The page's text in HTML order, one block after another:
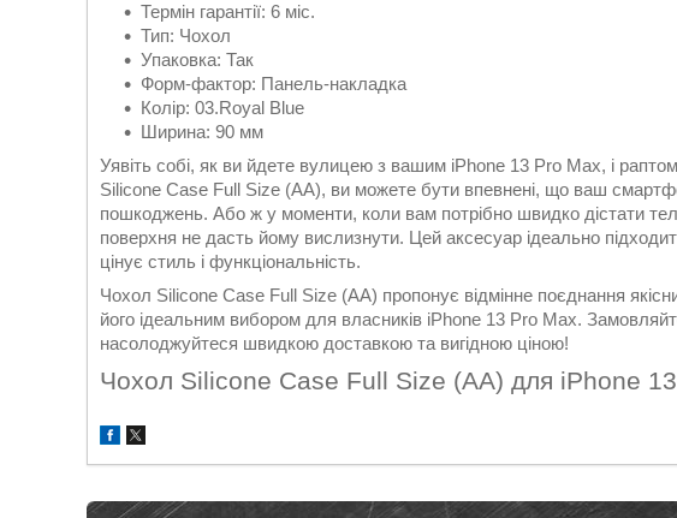
Термін гарантії: 6 міс.
Тип: Чохол
Упаковка: Так
Форм-фактор: Панель-накладка
Колір: 03.Royal Blue
Ширина: 90 мм
Уявіть собі, як ви йдете вулицею з вашим iPhone 13 Pro Max, і
Silicone Case Full Size (AA), ви можете бути впевнені, що ваш
пошкоджень. Або ж у моменти, коли вам потрібно швидко дістати
поверхня не дасть йому вислизнути. Цей аксесуар ідеально
цінує стиль і функціональність.
Чохол Silicone Case Full Size (AA) пропонує відмінне поєднання
його ідеальним вибором для власників iPhone 13 Pro Max.
насолоджуйтеся швидкою доставкою та вигідною ціною!
Чохол Silicone Case Full Size (AA) для iPhone